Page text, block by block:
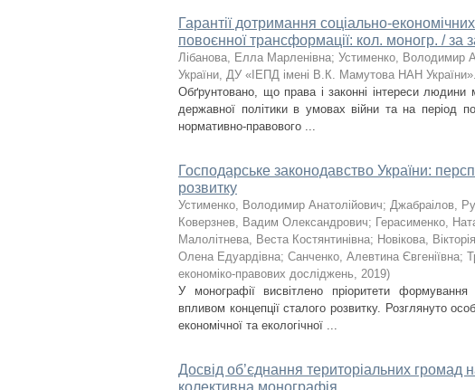
Гарантії дотримання соціально-
повоєнної трансформації: кол. моногр. /
Лібанова, Елла Марленівна; Устименко, Володимир
України, ДУ «ІЕПД імені В.К. Мамутова НАН
Обґрунтовано, що права і законні інтереси людини
державної політики в умовах війни та на період
нормативно-правового ...
Господарське законодавство України:
розвитку
Устименко, Володимир Анатолійович; Джабраілов,
Коверзнев, Вадим Олександрович; Герасименко,
Малолітнева, Веста Костянтинівна; Новікова,
Олена Едуардівна; Санченко, Алевтина Євгеніївна;
економіко-правових досліджень, 2019)
У монографії висвітлено пріоритети формування
впливом концепції сталого розвитку. Розглянуто
економічної та екологічної ...
Досвід об’єднання територіальних громад
колективна монографія